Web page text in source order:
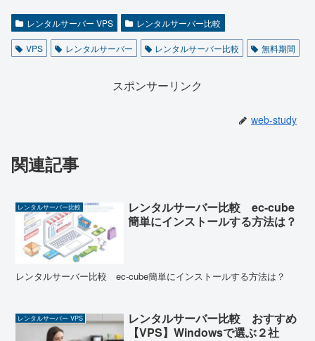
レンタルサーバー VPS レンタルサーバー比較
VPS レンタルサーバー レンタルサーバー比較 無料期間
スポンサーリンク
web-study
関連記事
レンタルサーバー比較
レンタルサーバー比較 ec-cube
簡単にインストールする方法は？
レンタルサーバー比較 ec-cube簡単にインストールする方法は？
レンタルサーバー VPS
レンタルサーバー比較 おすすめ
【VPS】Windowsで選ぶ２社